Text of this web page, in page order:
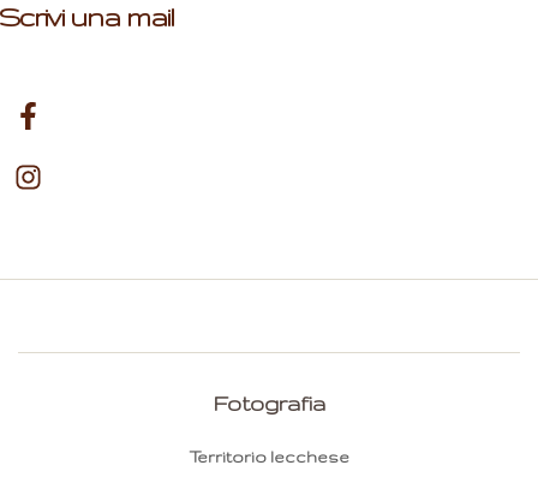
Scrivi una mail
Fotografia
Territorio lecchese